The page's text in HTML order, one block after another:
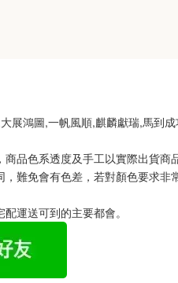
展鴻圖,一帆風順,麒麟獻瑞,馬到
品色系透度及手工以實際出貨商
，難免會有色差，若對顏色要求非
運送可到的主要都會。